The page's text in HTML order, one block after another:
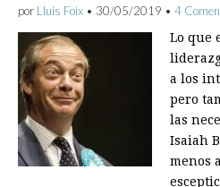
por Lluís Foix • 30/05/2019 • 4
Lo que
a los
pero
las
Isaiah
menos